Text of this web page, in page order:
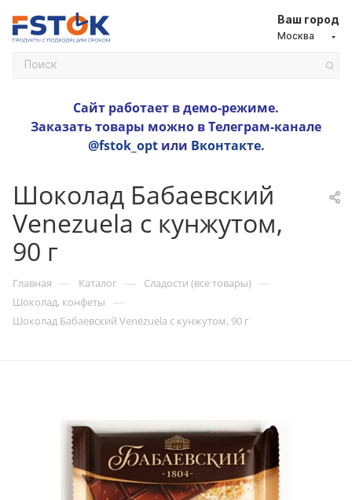
Ваш город
Москва
Сайт работает в демо-режиме.
Заказать товары можно в Телеграм-канале
@fstok_optили Вконтакте.
Шоколад Бабаевский
Venezuela с кунжутом,
90 г
Главная — Каталог — Сладости (все товары) —
Шоколад, конфеты —
Шоколад Бабаевский Venezuela с кунжутом, 90 г